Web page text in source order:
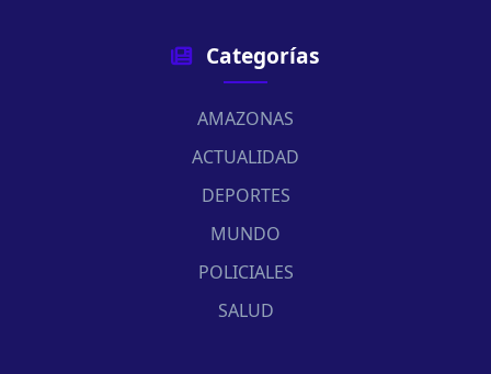
Categorías
AMAZONAS
ACTUALIDAD
DEPORTES
MUNDO
POLICIALES
SALUD